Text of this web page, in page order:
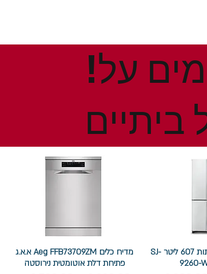
מקרר שארפ 4 דלתות 607 ליטר SJ-
9260-
מדיח כלים Aeg FFB73709ZM א.א.ג
פתיחת דלת אוטומטית נירוסטה
!הנחות ומבצעים חמים על